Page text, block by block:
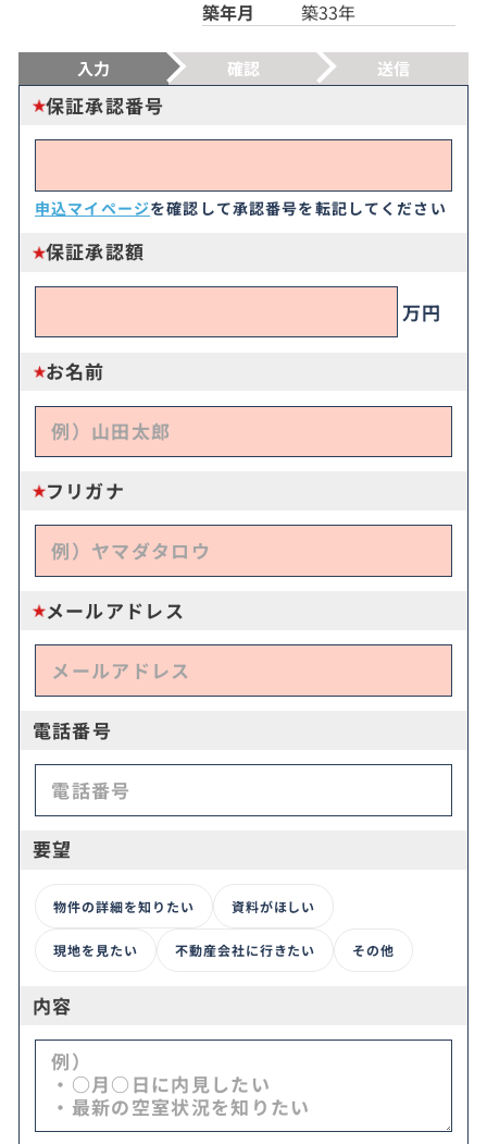
築年月 築33年
入力 確認 送信
保証承認番号
申込マイページを確認して承認番号を転記してください
保証承認額
万円
お名前
フリガナ
メールアドレス
電話番号
要望
物件の詳細を知りたい 資料がほしい
現地を見たい 不動産会社に行きたい その他
内容